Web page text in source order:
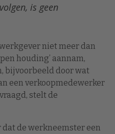
is geen
niet meer dan
houding’ aannam,
bijvoorbeeld door wat
een verkoopmedewerker
stelt de
dat de werkneemster een